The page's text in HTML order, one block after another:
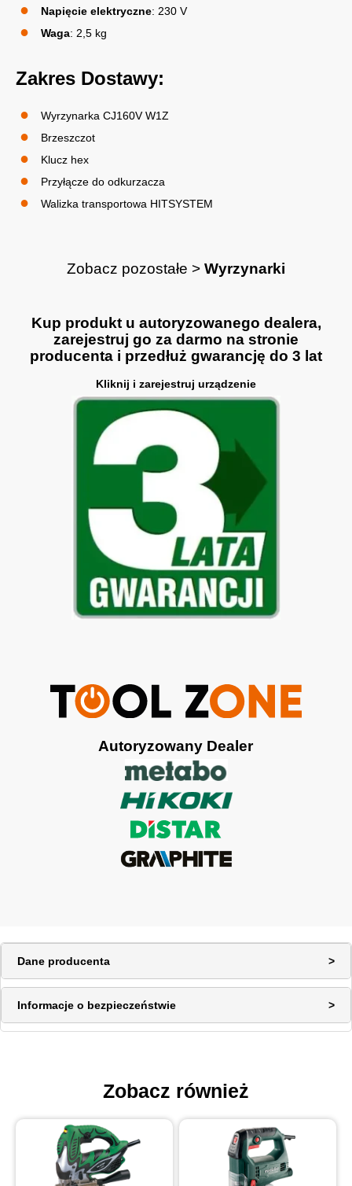
Napięcie elektryczne: 230 V
Waga: 2,5 kg
Zakres Dostawy:
Wyrzynarka CJ160V W1Z
Brzeszczot
Klucz hex
Przyłącze do odkurzacza
Walizka transportowa HITSYSTEM
Zobacz pozostałe > Wyrzynarki
Kup produkt u autoryzowanego dealera,
zarejestruj go za darmo na stronie
producenta i przedłuż gwarancję do 3 lat
Kliknij i zarejestruj urządzenie
Autoryzowany Dealer
Dane producenta
Informacje o bezpieczeństwie
Zobacz również